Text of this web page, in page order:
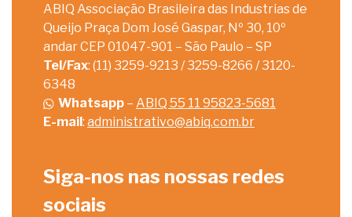
ABIQ Associação Brasileira das Industrias de
Queijo Praça Dom José Gaspar, Nº 30, 10º
andar CEP 01047-901 – São Paulo – SP
Tel/Fax: (11) 3259-9213 / 3259-8266 / 3120-
6348
Whatsapp – ABIQ 55 11 95823-5681
E-mail: administrativo@abiq.com.br
Siga-nos nas nossas redes
sociais